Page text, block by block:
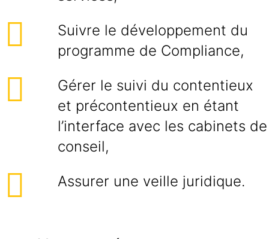
Suivre le développement du
programme de Compliance,
Gérer le suivi du contentieux
et précontentieux en étant
l’interface avec les cabinets de
conseil,
Assurer une veille juridique.